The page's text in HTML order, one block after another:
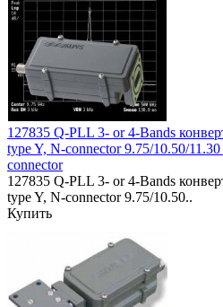
127835 Q-PLL 3- or 4-Bands
type Y, N-connector 9.75/10.50/
connector
127835 Q-PLL 3- or 4-Bands
type Y, N-connector 9.75/10.50..
Купить